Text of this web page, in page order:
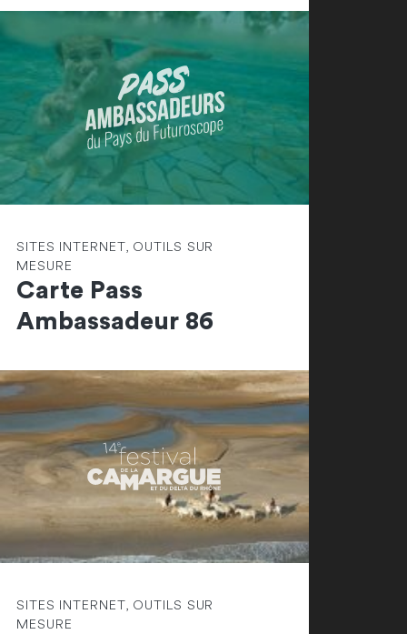
SITES INTERNET, OUTILS SUR
MESURE
Carte Pass
Ambassadeur 86
SITES INTERNET, OUTILS SUR
MESURE